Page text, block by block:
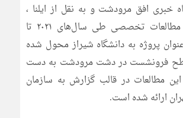
خبری افق مرودشت و به نقل از ایلنا ،
براساس نتایج مطالعات تخصصی طی سال‌های ۲۰۲۱ تا
عنوان پروژه به دانشگاه شیراز محول شده
فرونشست در دشت مرودشت به دست
مطالعات در قالب گزارش به سازمان
ارائه شده است.